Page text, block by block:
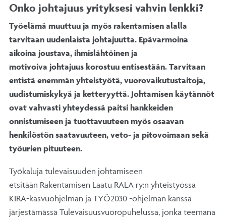
Onko johtajuus yrityksesi vahvin lenkki?
Työelämä muuttuu ja myös rakentamisen alalla
tarvitaan uudenlaista johtajuutta. Epävarmoina
aikoina joustava, ihmislähtöinen ja
motivoiva johtajuus korostuu entisestään. Tarvitaan
entistä enemmän yhteistyötä, vuorovaikutustaitoja,
uudistumiskykyä ja ketteryyttä. Johtamisen käytännöt
ovat vahvasti yhteydessä paitsi hankkeiden
onnistumiseen ja tuottavuuteen myös osaavan
henkilöstön saatavuuteen, veto- ja pitovoimaan sekä
työurien pituuteen.
Työkaluja tulevaisuuden johtamiseen
etsitään Rakentamisen Laatu RALA ry:n yhteistyössä
KIRA-kasvuohjelman ja TYÖ2030 -ohjelman kanssa
järjestämässä Tulevaisuusvuoropuhelussa, jonka teemana